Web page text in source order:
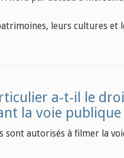
leurs cultures et
a-t-il le
la voie publique
autorisés à filmer la